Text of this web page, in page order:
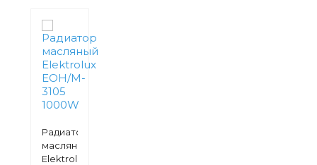
Радиатор
масляный
Elektrolux